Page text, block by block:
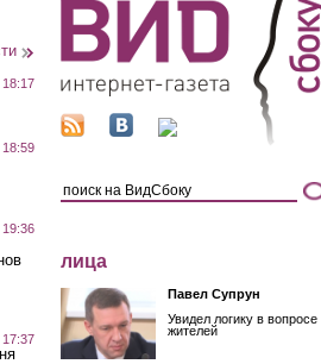
18:17
18:59
19:36
лица
Павел Супрун
Увидел логику в вопросе
жителей